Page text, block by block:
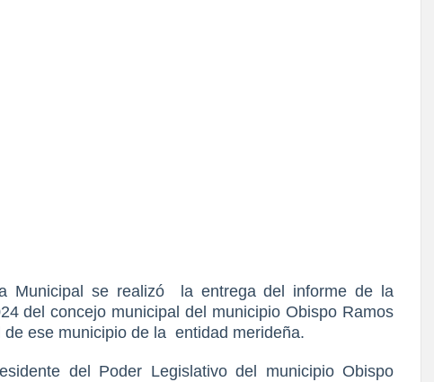
Municipal se realizó
la entrega del informe de la
del concejo municipal del municipio Obispo Ramos
ese municipio de la entidad merideña.
del Poder Legislativo del municipio Obispo